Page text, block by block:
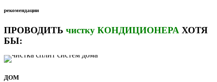
организмов ,которые проникая в нашу дыхательную систему
источник неприятного запаха в помещении.
рекомендации
ПРОВОДИТЬ чистку КОНДИЦИОНЕРА ХОТЯ
БЫ:
ДОМ